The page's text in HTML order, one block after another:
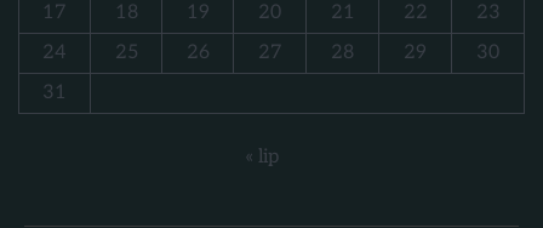
17
18 19 20 21 22
23
24
25 26 27 28 29
30
31
« lip